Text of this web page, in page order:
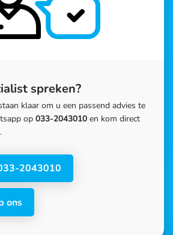
spreken?
klaar om u een passend advies te
op 033-2043010 en kom direct
2043010
ons